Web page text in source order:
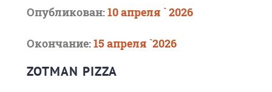
Опубликован:10 апреля ` 2026
Окончание:15 апреля `2026
ZOTMAN PIZZA